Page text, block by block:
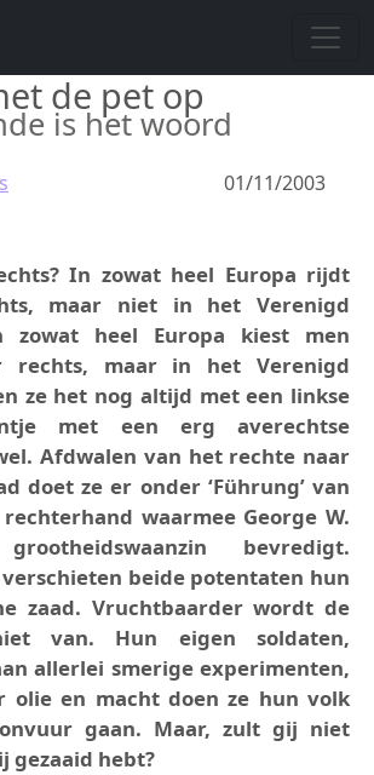
inhoud gaan
de pet op
is het woord
01/11/2003
In zowat heel Europa rijdt
maar niet in het Verenigd
zowat heel Europa kiest men
rechts, maar in het Verenigd
ze het nog altijd met een linkse
met een erg averechtse
Afdwalen van het rechte naar
doet ze er onder ‘Führung’ van
waarmee George W.
bevredigt.
beide potentaten hun
zaad. Vruchtbaarder wordt de
van. Hun eigen soldaten,
allerlei smerige experimenten,
olie en macht doen ze hun volk
gaan. Maar, zult gij niet
gezaaid hebt?